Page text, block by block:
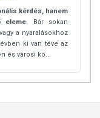
kérdés, hanem
eleme.
Bár sokan
a nyaralásokhoz
ki van téve az
és városi kö...